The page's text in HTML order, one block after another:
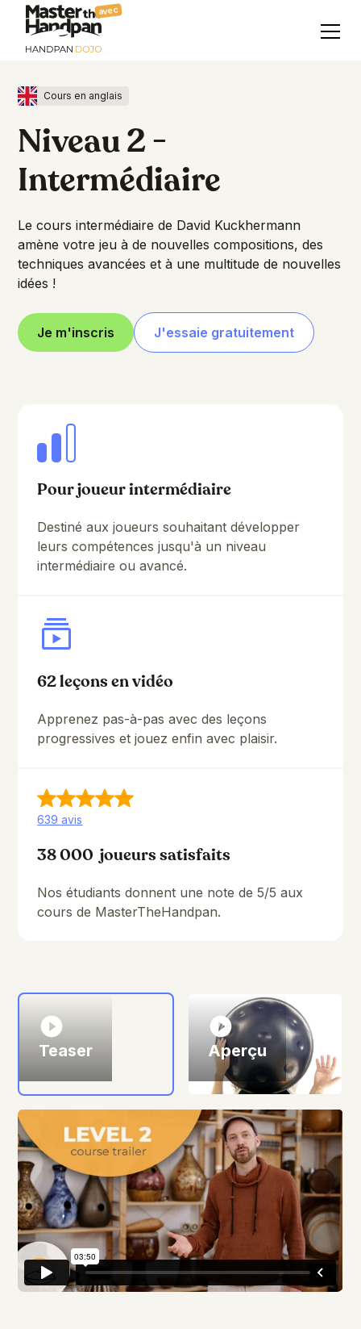
avec
Cours en anglais
Niveau 2 -
Intermédiaire
Le cours intermédiaire de David Kuckhermann
amène votre jeu à de nouvelles compositions, des
techniques avancées et à une multitude de nouvelles
idées !
Je m'inscris J'essaie gratuitement
Pour joueur intermédiaire
Destiné aux joueurs souhaitant développer
leurs compétences jusqu'à un niveau
intermédiaire ou avancé.
62 leçons en vidéo
Apprenez pas-à-pas avec des leçons
progressives et jouez enfin avec plaisir.
639 avis
38 000 joueurs satisfaits
Nos étudiants donnent une note de 5/5 aux
cours de MasterTheHandpan.
Teaser Aperçu